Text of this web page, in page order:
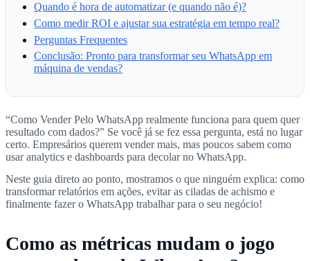
Quando é hora de automatizar (e quando não é)?
Como medir ROI e ajustar sua estratégia em tempo real?
Perguntas Frequentes
Conclusão: Pronto para transformar seu WhatsApp em
máquina de vendas?
“Como Vender Pelo WhatsApp realmente funciona para quem quer
resultado com dados?” Se você já se fez essa pergunta, está no lugar
certo. Empresários querem vender mais, mas poucos sabem como
usar analytics e dashboards para decolar no WhatsApp.
Neste guia direto ao ponto, mostramos o que ninguém explica: como
transformar relatórios em ações, evitar as ciladas de achismo e
finalmente fazer o WhatsApp trabalhar para o seu negócio!
Como as métricas mudam o jogo